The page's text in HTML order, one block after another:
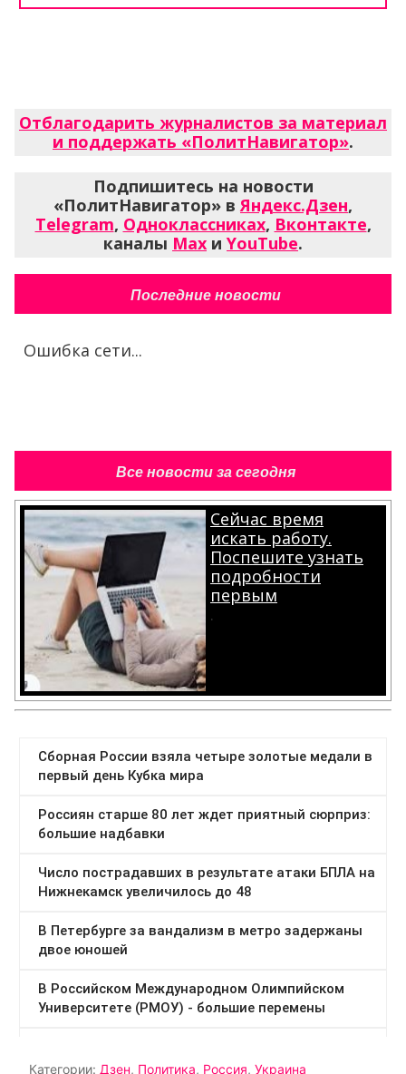
Отблагодарить журналистов за материал
и поддержать «ПолитНавигатор».
Подпишитесь на новости
«ПолитНавигатор» вЯндекс.Дзен,
Telegram, Одноклассниках, Вконтакте,
каналы Max и YouTube.
Последние новости
Ошибка сети...
Все новости за сегодня
Сейчас время
искать работу.
Поспешите узнать
подробности
первым
.
Категории: Дзен, Политика, Россия, Украина